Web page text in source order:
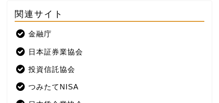
関連サイト
金融庁
日本証券業協会
投資信託協会
つみたてNISA